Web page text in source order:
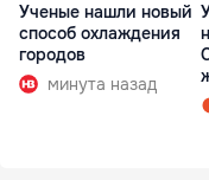
Ученые нашли новый
способ охлаждения
городов
минута назад